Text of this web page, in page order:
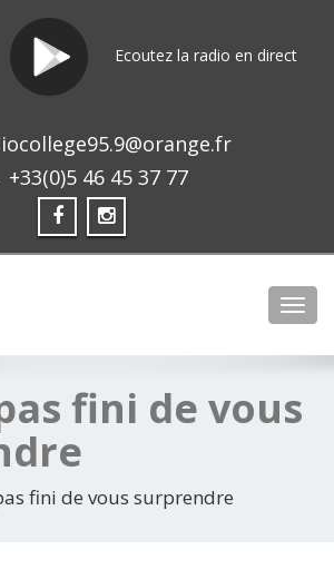
Ecoutez la radio en direct
+33(0)5 46 45 37 77
fini de vous
fini de vous surprendre